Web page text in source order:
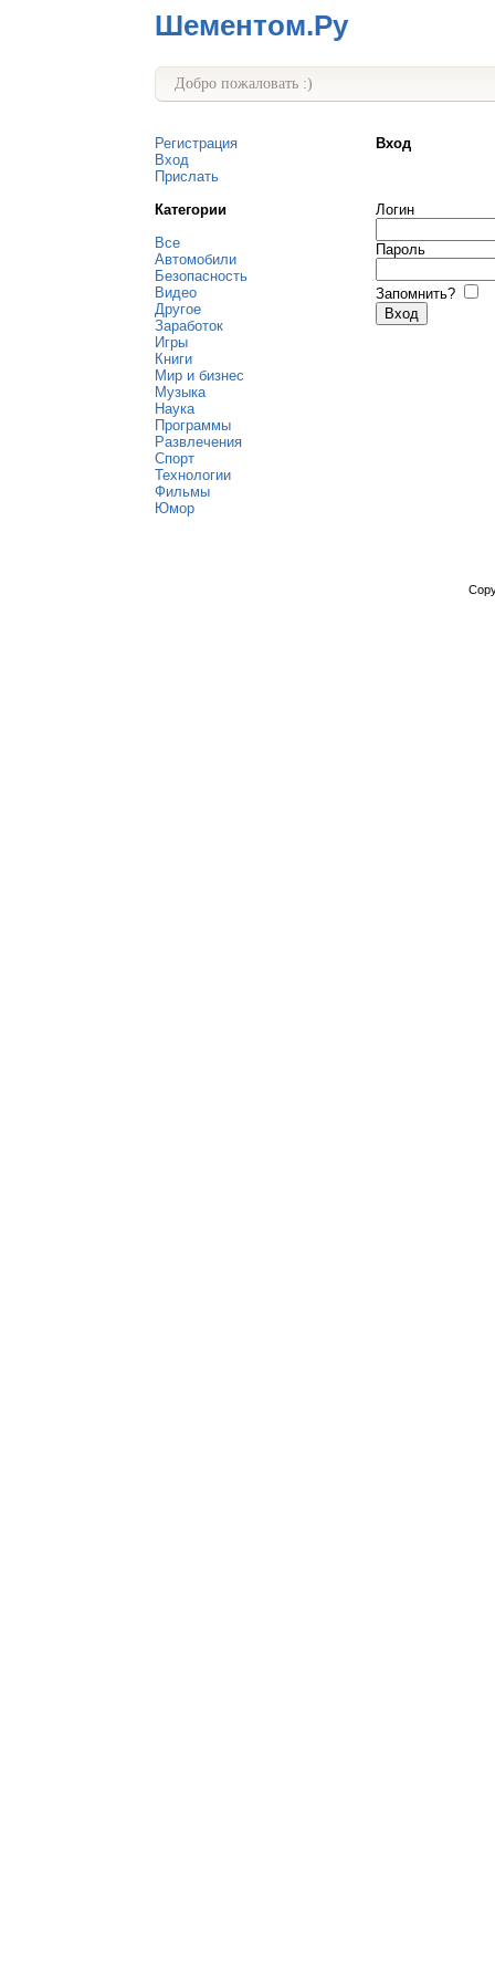
Шементом.Ру
Добро пожаловать :)
Регистрация
Вход
Прислать
Категории
Все
Автомобили
Безопасность
Видео
Другое
Заработок
Игры
Книги
Мир и бизнес
Музыка
Наука
Программы
Развлечения
Спорт
Технологии
Фильмы
Юмор
Вход
Логин
Пароль
Запомнить?